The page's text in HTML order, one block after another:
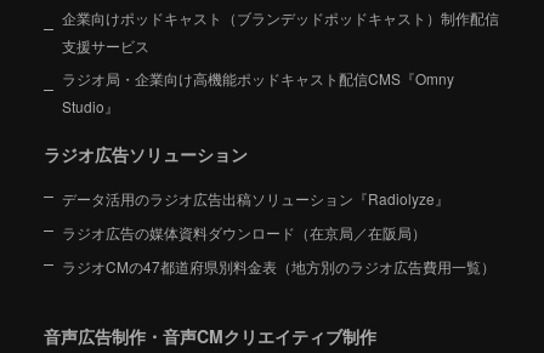
企業向けポッドキャスト（ブランデッドポッドキャスト）制作配信
支援サービス
ラジオ局・企業向け高機能ポッドキャスト配信CMS『Omny
Studio』
ラジオ広告ソリューション
データ活用のラジオ広告出稿ソリューション『Radiolyze』
ラジオ広告の媒体資料ダウンロード（在京局／在阪局）
ラジオCMの47都道府県別料金表（地方別のラジオ広告費用一覧）
音声広告制作・音声CMクリエイティブ制作